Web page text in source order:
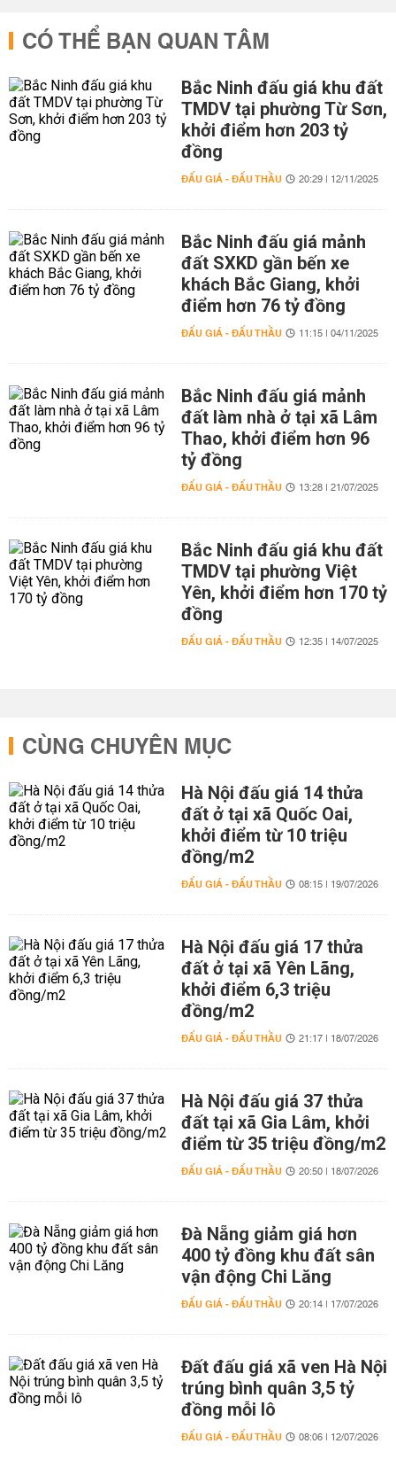
CÓ THỂ BẠN QUAN TÂM
Bắc Ninh đấu giá khu đất
TMDV tại phường Từ Sơn,
khởi điểm hơn 203 tỷ
đồng
ĐẤU GIÁ - ĐẤU THẦU 20:29 | 12/11/2025
Bắc Ninh đấu giá mảnh
đất SXKD gần bến xe
khách Bắc Giang, khởi
điểm hơn 76 tỷ đồng
ĐẤU GIÁ - ĐẤU THẦU 11:15 | 04/11/2025
Bắc Ninh đấu giá mảnh
đất làm nhà ở tại xã Lâm
Thao, khởi điểm hơn 96
tỷ đồng
ĐẤU GIÁ - ĐẤU THẦU 13:28 | 21/07/2025
Bắc Ninh đấu giá khu đất
TMDV tại phường Việt
Yên, khởi điểm hơn 170 tỷ
đồng
ĐẤU GIÁ - ĐẤU THẦU 12:35 | 14/07/2025
CÙNG CHUYÊN MỤC
Hà Nội đấu giá 14 thửa
đất ở tại xã Quốc Oai,
khởi điểm từ 10 triệu
đồng/m2
ĐẤU GIÁ - ĐẤU THẦU 08:15 | 19/07/2026
Hà Nội đấu giá 17 thửa
đất ở tại xã Yên Lãng,
khởi điểm 6,3 triệu
đồng/m2
ĐẤU GIÁ - ĐẤU THẦU 21:17 | 18/07/2026
Hà Nội đấu giá 37 thửa
đất tại xã Gia Lâm, khởi
điểm từ 35 triệu đồng/m2
ĐẤU GIÁ - ĐẤU THẦU 20:50 | 18/07/2026
Đà Nẵng giảm giá hơn
400 tỷ đồng khu đất sân
vận động Chi Lăng
ĐẤU GIÁ - ĐẤU THẦU 20:14 | 17/07/2026
Đất đấu giá xã ven Hà Nội
trúng bình quân 3,5 tỷ
đồng mỗi lô
ĐẤU GIÁ - ĐẤU THẦU 08:06 | 12/07/2026